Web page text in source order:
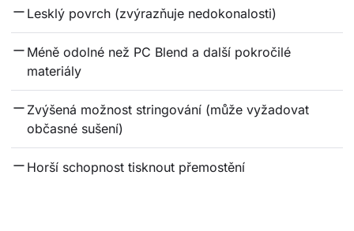
Lesklý povrch (zvýrazňuje nedokonalosti)
Méně odolné než PC Blend a další pokročilé
materiály
Zvýšená možnost stringování (může vyžadovat
občasné sušení)
Horší schopnost tisknout přemostění